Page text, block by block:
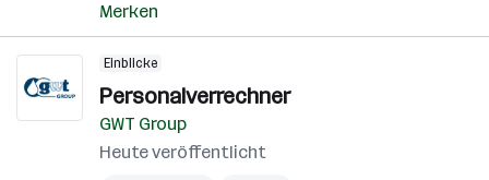
Merken
Einblicke
Personalverrechner
GWT Group
Heute veröffentlicht